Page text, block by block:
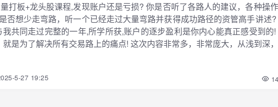
打板+龙头股课程,发现账户还是亏损? 你是否听了各路人的建议，各种操
否想少走弯路，听一个已经走过大量弯路并获得成功路径的资管高手讲述
我共同走过完整的一年,所学所获,账户的逐步盈利是你内心能真正感受到的
是为了解决所有交易路上的痛点! 这次内容非常多，非常庞大，从浅到深
5-27 19:25